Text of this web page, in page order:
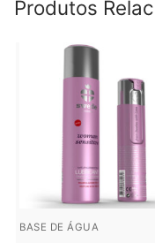
Produtos
BASE DE ÁGUA